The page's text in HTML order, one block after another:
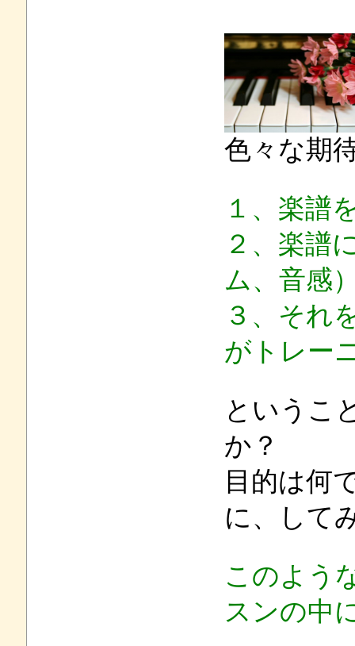
色々な期
１、楽譜
２、楽譜
ム、音感
３、それ
がトレー
というこ
か？
目的は何
に、して
このよう
スンの中